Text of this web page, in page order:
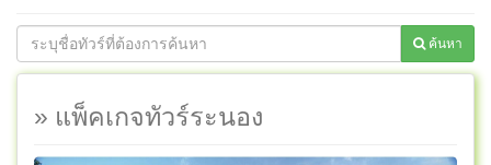
ค้นหา
» แพ็คเกจทัวร์ระนอง